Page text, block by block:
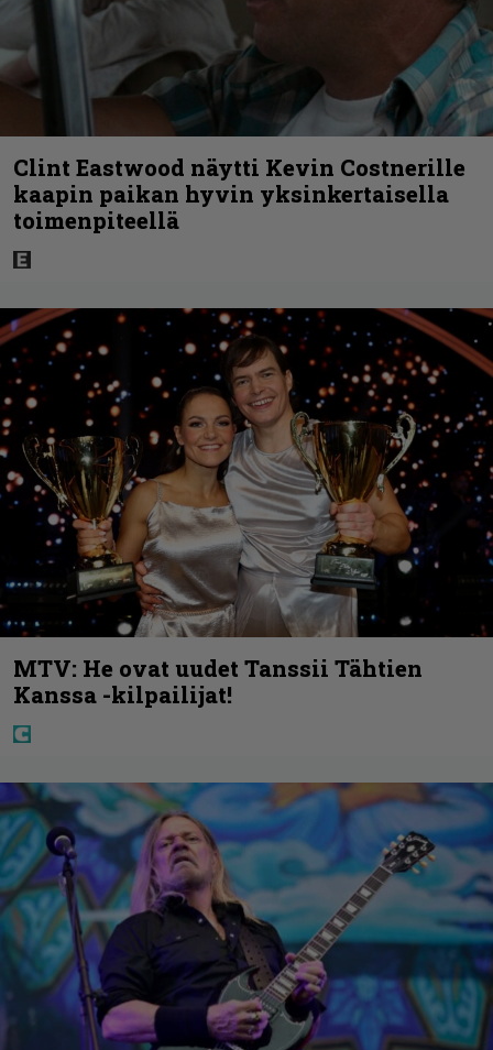
Clint Eastwood näytti Kevin Costnerille
kaapin paikan hyvin yksinkertaisella
toimenpiteellä
MTV: He ovat uudet Tanssii Tähtien
Kanssa -kilpailijat!